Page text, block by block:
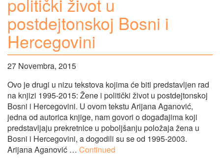
postdejtonskoj Bosni i
Hercegovini
27 Novembra, 2015
Ovo je drugi u nizu tekstova kojima će biti predstavljen rad
na knjizi 1995-2015: Žene i politički život u postdejtonskoj
Bosni i Hercegovini. U ovom tekstu Arijana Aganović,
jedna od autorica knjige, nam govori o događajima koji
predstavljaju prekretnice u poboljšanju položaja žena u
Bosni i Hercegovini, a dogodili su se od 1995-2003.
Arijana Aganović … Continued